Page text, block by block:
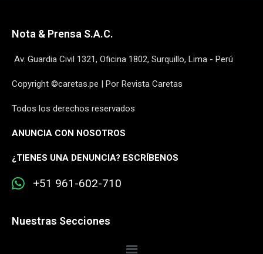
Nota & Prensa S.A.C.
Av. Guardia Civil 1321, Oficina 1802, Surquillo, Lima - Perú
Copyright ©caretas.pe | Por Revista Caretas
Todos los derechos reservados
ANUNCIA CON NOSOTROS
¿TIENES UNA DENUNCIA? ESCRÍBENOS
+51 961-602-710
Nuestras Secciones